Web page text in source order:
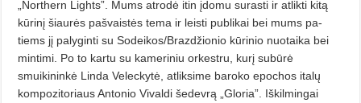
„Northern Lights”. Mums atrodė itin įdomu surasti ir atlikti kitą
kūrinį šiaurės pašvaistės tema ir leisti publikai bei mums pa­
tiems jį palyginti su Sodeikos/Braz­džionio kūrinio nuotaika bei
mintimi. Po to kartu su kameriniu orkest­ru, kurį subūrė
smuikininkė Linda Ve­leckytė, atliksime baroko epochos italų
kompozitoriaus Antonio Vivaldi šedevrą „Gloria”. Iškilmingai